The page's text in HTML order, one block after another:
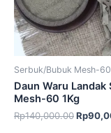
Serbuk/Bubuk Mesh-60
Daun Waru Landak
Mesh-60 1Kg
Rp140,000.00Rp